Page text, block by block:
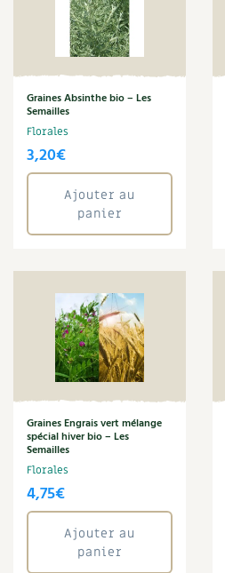
Graines Absinthe bio – Les
Semailles
Florales
3,20€
Ajouter au
panier
Graines Engrais vert mélange
spécial hiver bio – Les
Semailles
Florales
4,75€
Ajouter au
panier